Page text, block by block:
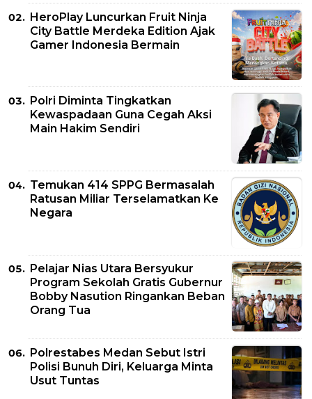
HeroPlay Luncurkan Fruit Ninja
City Battle Merdeka Edition Ajak
Gamer Indonesia Bermain
Polri Diminta Tingkatkan
Kewaspadaan Guna Cegah Aksi
Main Hakim Sendiri
Temukan 414 SPPG Bermasalah
Ratusan Miliar Terselamatkan Ke
Negara
Pelajar Nias Utara Bersyukur
Program Sekolah Gratis Gubernur
Bobby Nasution Ringankan Beban
Orang Tua
Polrestabes Medan Sebut Istri
Polisi Bunuh Diri, Keluarga Minta
Usut Tuntas